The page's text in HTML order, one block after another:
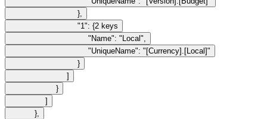
},
"1": {2 keys
"Name": "Local",
"UniqueName": "[Currency].[Local]"
}
]
}
]
},